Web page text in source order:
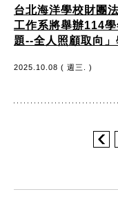
台北海洋學校財團
工作系將舉辦114
題--全人照顧取向」
2025.10.08 ( 週三. )